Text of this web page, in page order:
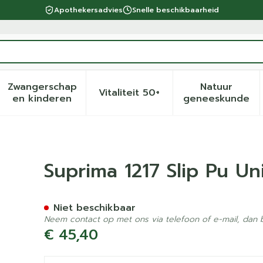
Apothekersadvies Snelle beschikbaarheid
verzorging en hygiëne categorie
voor Dieet, voeding en vitamines categorie
Zwangerschap
en kinderenToon submenu voor Zwangerschap en
Vitaliteit 50+Toon submenu voor
Natuur
geneeskunde
Toon
Wit T54
Suprima 1217 Slip Pu
€ 45,40
Niet beschikbaar
Neem contact op met ons via telefoon of e-mail, dan